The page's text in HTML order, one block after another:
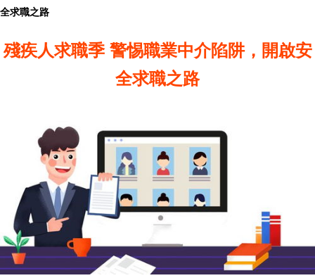
全求職之路
殘疾人求職季 警惕職業中介陷阱，開啟安
全求職之路